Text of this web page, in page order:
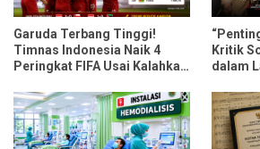
Garuda Terbang Tinggi!
Timnas Indonesia Naik 4
Peringkat FIFA Usai Kalahkan
Kritik
dalam